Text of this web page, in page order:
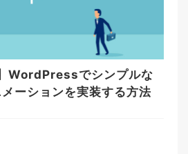
WordPressでシンプルな
ーションを実装する方法